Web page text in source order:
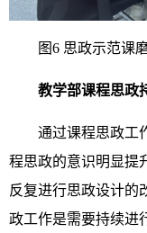
图6 思政示范课
教学部课程思政
通过课程思政工
程思政的意识明显提
反复进行思政设计的
政工作是需要持续进